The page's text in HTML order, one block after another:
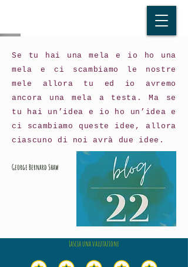
Se tu hai una mela e io ho una
mela e ci scambiamo le nostre
mele allora tu ed io avremo
ancora una mela a testa. Ma se
tu hai un’idea e io ho un’idea e
ci scambiamo queste idee, allora
ciascuno di noi avrà due idee.
George Bernard Shaw
Lascia una valutazione